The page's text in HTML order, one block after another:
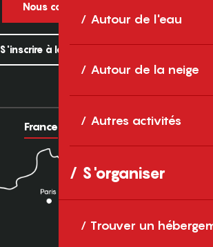
Autour de l'eau
Autour de la neige
Autres activités
S'organiser
Trouver un
Nous contacter
S'inscrire à la newsletter
France Europe